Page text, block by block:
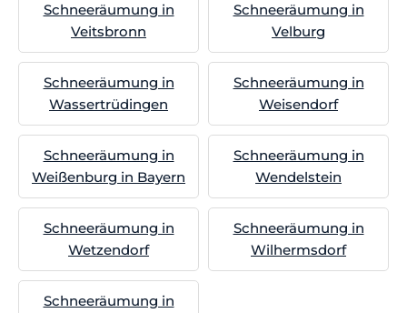
Schneeräumung in
Veitsbronn
Schneeräumung in
Velburg
Schneeräumung in
Wassertrüdingen
Schneeräumung in
Weisendorf
Schneeräumung in
Weißenburg in Bayern
Schneeräumung in
Wendelstein
Schneeräumung in
Wetzendorf
Schneeräumung in
Wilhermsdorf
Schneeräumung in